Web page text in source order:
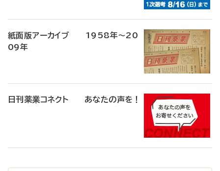
紙面版アーカイブ 1958年～20
09年
日刊薬業コネクト あなたの声を！